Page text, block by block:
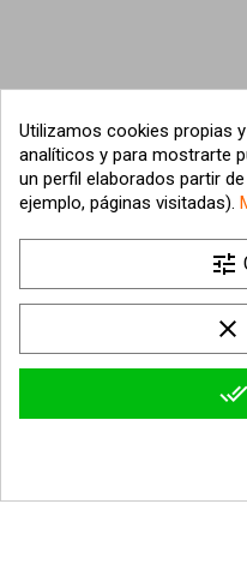
Información sobre la
Utilizamos cookies propias
analíticos y para mostrarte
un perfil elaborados partir
ejemplo, páginas visitadas).
tune
clear
done_all